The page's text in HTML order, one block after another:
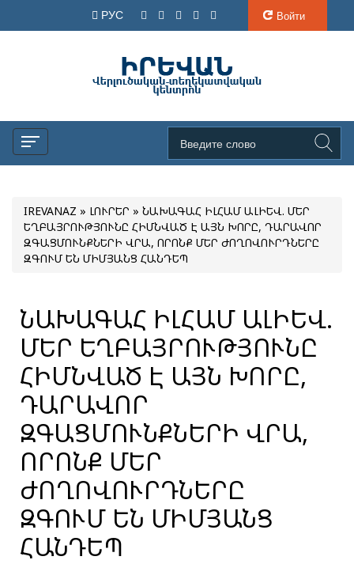
РУС Войти
IREVANAZ » ԼՈՒՐԵՐ » ՆԱԽԱԳԱՀ ԻԼՀԱՄ ԱԼԻԵՎ. ՄԵՐ
ԵՂԲԱՅՐՈՒԹՅՈՒՆԸ ՀԻՄՆՎԱԾ Է ԱՅՆ ԽՈՐԸ, ԴԱՐԱՎՈՐ
ԶԳԱՑՄՈՒՆՔՆԵՐԻ ՎՐԱ, ՈՐՈՆՔ ՄԵՐ ԺՈՂՈՎՈՒՐԴՆԵՐԸ
ԶԳՈՒՄ ԵՆ ՄԻՄՅԱՆՑ ՀԱՆԴԵՊ
ՆԱԽԱԳԱՀ ԻԼՀԱՄ ԱԼԻԵՎ.
ՄԵՐ ԵՂԲԱՅՐՈՒԹՅՈՒՆԸ
ՀԻՄՆՎԱԾ Է ԱՅՆ ԽՈՐԸ,
ԴԱՐԱՎՈՐ
ԶԳԱՑՄՈՒՆՔՆԵՐԻ ՎՐԱ,
ՈՐՈՆՔ ՄԵՐ
ԺՈՂՈՎՈՒՐԴՆԵՐԸ
ԶԳՈՒՄ ԵՆ ՄԻՄՅԱՆՑ
ՀԱՆԴԵՊ